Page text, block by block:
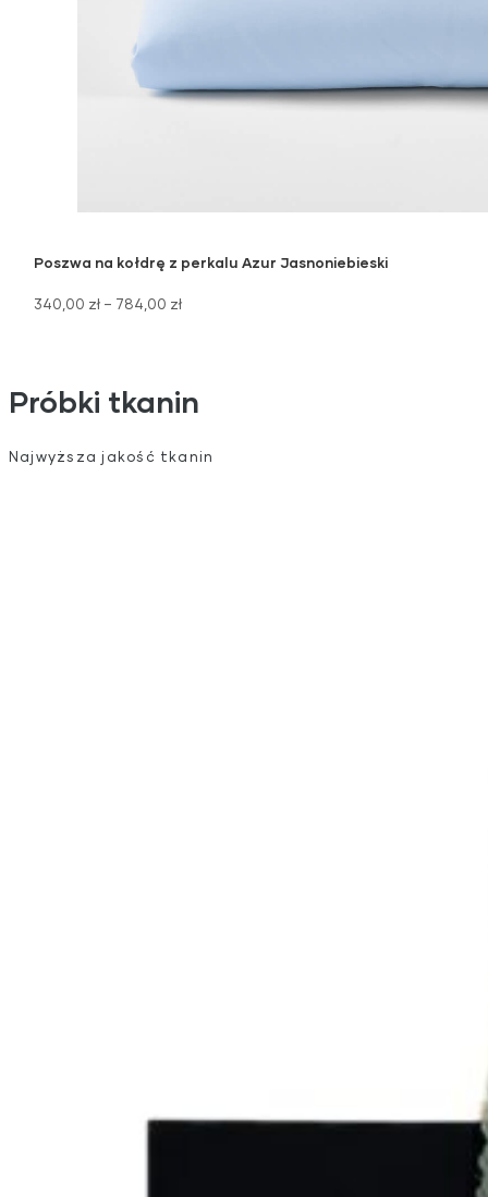
Poszwa na kołdrę z perkalu Azur Jasnoniebieski
340,00 zł – 784,00 zł
Próbki tkanin
Najwyższa jakość tkanin